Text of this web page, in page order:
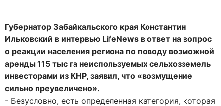
Губернатор Забайкальского края Константин
Ильковский в интервью LifeNews в ответ на вопрос
о реакции населения региона по поводу возможной
аренды 115 тыс га неиспользуемых сельхозземель
инвесторами из КНР, заявил, что «возмущение
сильно преувеличено».
- Безусловно, есть определенная категория, которая